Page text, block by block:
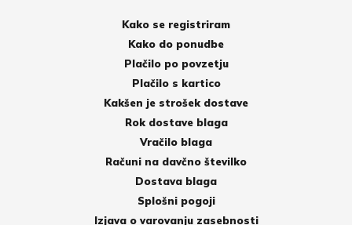
Kako se registriram
Kako do ponudbe
Plačilo po povzetju
Plačilo s kartico
Kakšen je strošek dostave
Rok dostave blaga
Vračilo blaga
Računi na davčno številko
Dostava blaga
Splošni pogoji
Izjava o varovanju zasebnosti